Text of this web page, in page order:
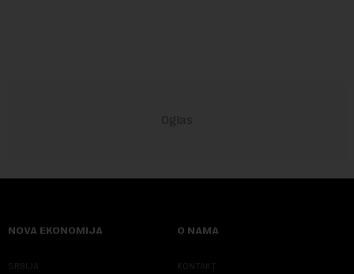
NOVA EKONOMIJA
SRBIJA
O NAMA
KONTAKT